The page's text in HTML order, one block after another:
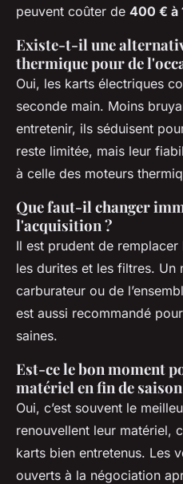
peuvent coûter de 400 € à
Existe-t-il une
thermique pour de
Oui, les karts électriques
seconde main. Moins
entretenir, ils séduisent
reste limitée, mais leur
à celle des moteurs
Que faut-il changer
l'acquisition ?
Il est prudent de
les durites et les filtres. Un
carburateur ou de
est aussi recommandé
saines.
Est-ce le bon moment
matériel en fin de
Oui, c’est souvent le
renouvellent leur matériel,
karts bien entretenus. Les
ouverts à la négociation